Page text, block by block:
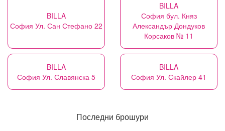
BILLA
София Ул. Сан Стефано 22
BILLA
София бул. Княз
Александър Дондуков
Корсаков № 11
BILLA
София Ул. Славянска 5
BILLA
София Ул. Скайлер 41
Последни брошури